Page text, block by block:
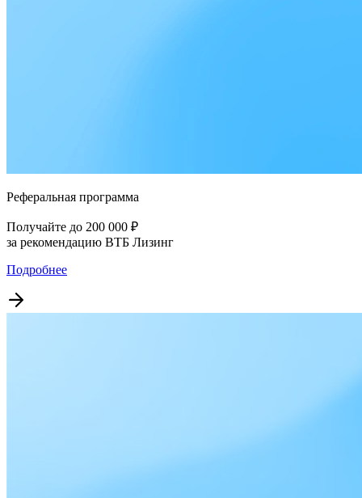
Реферальная программа
Получайте до 200 000 ₽
за рекомендацию ВТБ Лизинг
Подробнее